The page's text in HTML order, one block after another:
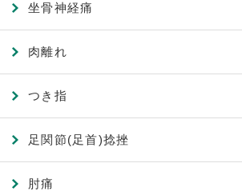
坐骨神経痛
肉離れ
つき指
足関節(足首)捻挫
肘痛